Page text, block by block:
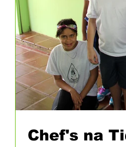
Chef's na